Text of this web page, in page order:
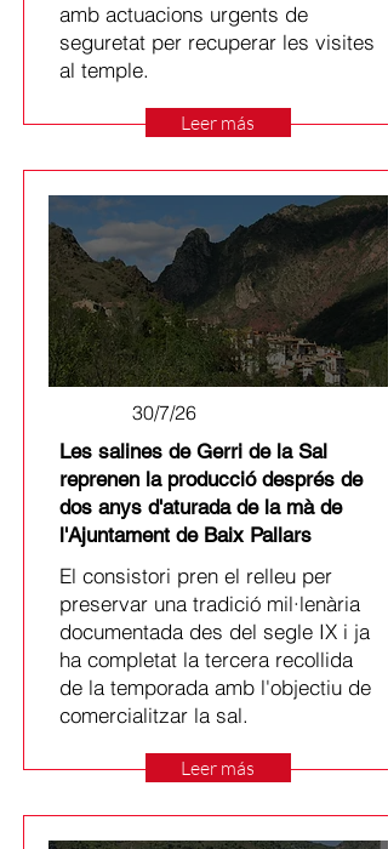
amb actuacions urgents de
seguretat per recuperar les visites
al temple.
Leer más
30/7/26
Les salines de Gerri de la Sal
reprenen la producció després de
dos anys d'aturada de la mà de
l'Ajuntament de Baix Pallars
El consistori pren el relleu per
preservar una tradició mil·lenària
documentada des del segle IX i ja
ha completat la tercera recollida
de la temporada amb l'objectiu de
comercialitzar la sal.
Leer más